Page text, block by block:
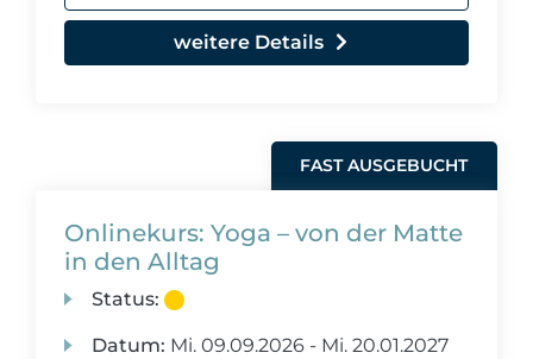
weitere Details
FAST AUSGEBUCHT
Onlinekurs: Yoga – von der Matte
in den Alltag
Status:
Datum: Mi. 09.09.2026 - Mi. 20.01.2027